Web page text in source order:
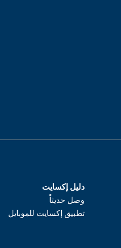
دليل إكسايت
وصل حديثاً
تطبيق إكسايت للموبايل